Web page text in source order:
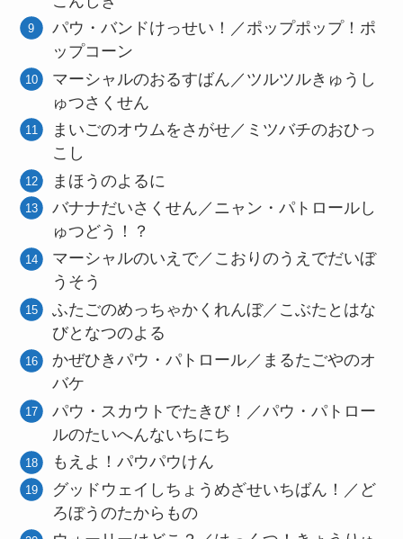
パウ・バンドけっせい！／ポップポップ！ポ
ップコーン
マーシャルのおるすばん／ツルツルきゅうし
ゅつさくせん
まいごのオウムをさがせ／ミツバチのおひっ
こし
まほうのよるに
バナナだいさくせん／ニャン・パトロールし
ゅつどう！？
マーシャルのいえで／こおりのうえでだいぼ
うそう
ふたごのめっちゃかくれんぼ／こぶたとはな
びとなつのよる
かぜひきパウ・パトロール／まるたごやのオ
バケ
パウ・スカウトでたきび！／パウ・パトロー
ルのたいへんないちにち
もえよ！パウパウけん
グッドウェイしちょうめざせいちばん！／ど
ろぼうのたからもの